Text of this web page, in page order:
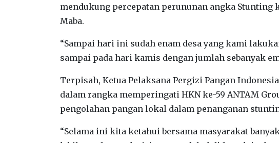
mendukung percepatan perununan angka Stunting
Maba.
“Sampai hari ini sudah enam desa yang kami
sampai pada hari kamis dengan jumlah sebanyak
Terpisah, Ketua Pelaksana Pergizi Pangan
dalam rangka memperingati HKN ke-59 ANTAM
pengolahan pangan lokal dalam penanganan
“Selama ini kita ketahui bersama masyarakat